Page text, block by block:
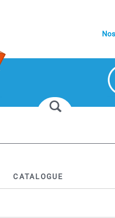
CATALOGUE